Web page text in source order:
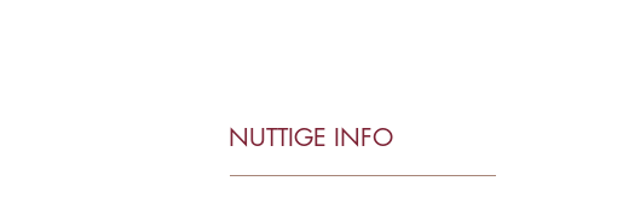
NUTTIGE INFO